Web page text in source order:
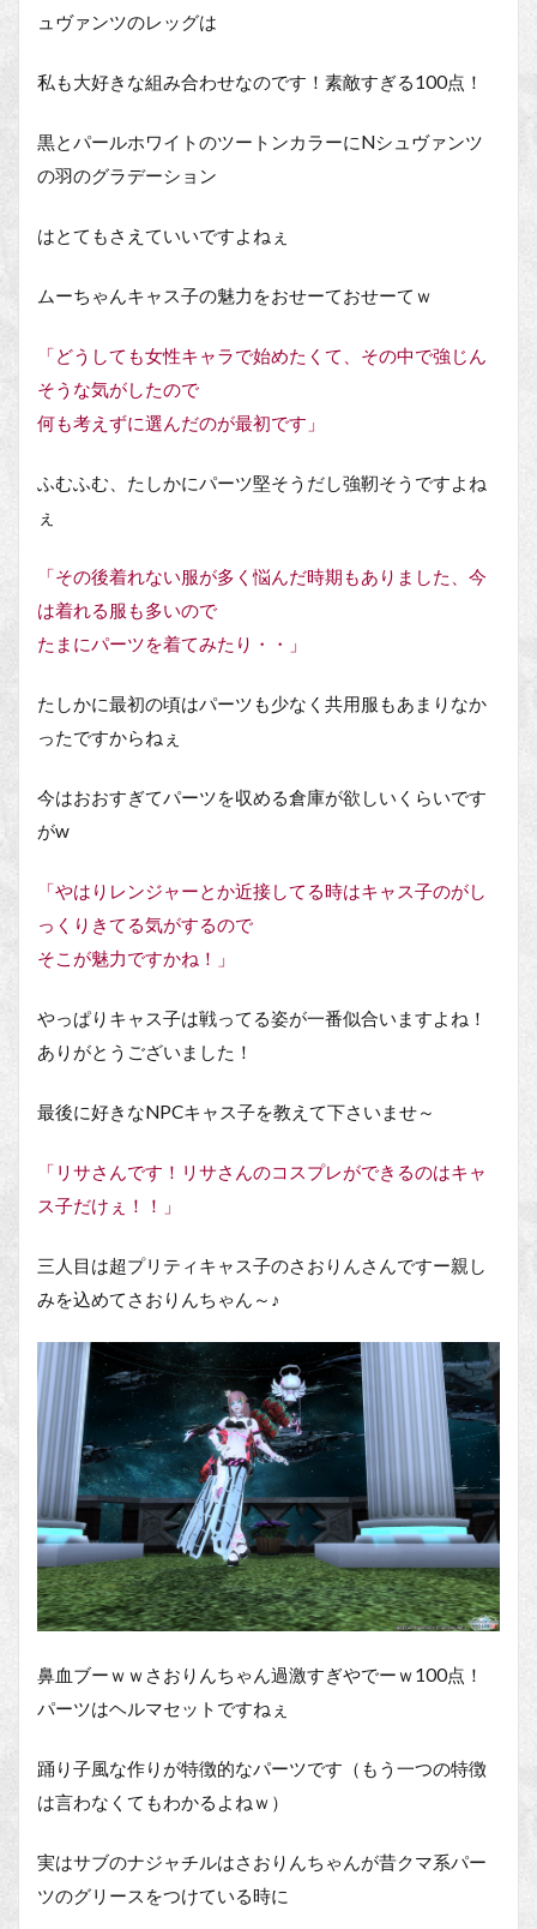
ュヴァンツのレッグは
私も大好きな組み合わせなのです！素敵すぎる100点！
黒とパールホワイトのツートンカラーにNシュヴァンツ
の羽のグラデーション
はとてもさえていいですよねぇ
ムーちゃんキャス子の魅力をおせーておせーてｗ
「どうしても女性キャラで始めたくて、その中で強じん
そうな気がしたので
何も考えずに選んだのが最初です」
ふむふむ、たしかにパーツ堅そうだし強靭そうですよね
ぇ
「その後着れない服が多く悩んだ時期もありました、今
は着れる服も多いので
たまにパーツを着てみたり・・」
たしかに最初の頃はパーツも少なく共用服もあまりなか
ったですからねぇ
今はおおすぎてパーツを収める倉庫が欲しいくらいです
がw
「やはりレンジャーとか近接してる時はキャス子のがし
っくりきてる気がするので
そこが魅力ですかね！」
やっぱりキャス子は戦ってる姿が一番似合いますよね！
ありがとうございました！
最後に好きなNPCキャス子を教えて下さいませ～
「リサさんです！リサさんのコスプレができるのはキャ
ス子だけぇ！！」
三人目は超プリティキャス子のさおりんさんですー親し
みを込めてさおりんちゃん～♪
鼻血ブーｗｗさおりんちゃん過激すぎやでーｗ100点！
パーツはヘルマセットですねぇ
踊り子風な作りが特徴的なパーツです（もう一つの特徴
は言わなくてもわかるよねｗ）
実はサブのナジャチルはさおりんちゃんが昔クマ系パー
ツのグリースをつけている時に